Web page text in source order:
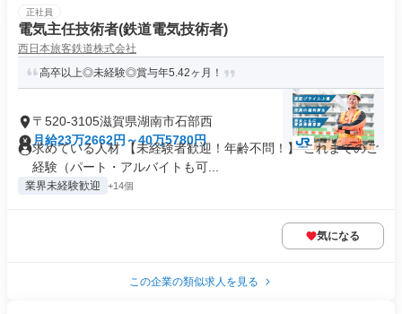
正社員
電気主任技術者(鉄道電気技術者)
西日本旅客鉄道株式会社
高卒以上◎未経験◎賞与年5.42ヶ月！
〒520-3105滋賀県湖南市石部西
月給23万2662円～40万5780円
求めている人材 【未経験者歓迎！年齢不問！】 これまでのご
経験（パート・アルバイトも可...
業界未経験歓迎 +14個
気になる
この企業の類似求人を見る